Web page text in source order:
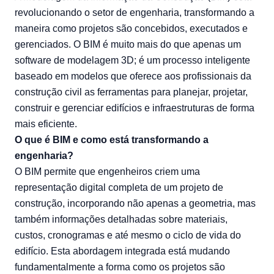
revolucionando o setor de engenharia, transformando a
maneira como projetos são concebidos, executados e
gerenciados. O BIM é muito mais do que apenas um
software de modelagem 3D; é um processo inteligente
baseado em modelos que oferece aos profissionais da
construção civil as ferramentas para planejar, projetar,
construir e gerenciar edifícios e infraestruturas de forma
mais eficiente.
O que é BIM e como está transformando a
engenharia?
O BIM permite que engenheiros criem uma
representação digital completa de um projeto de
construção, incorporando não apenas a geometria, mas
também informações detalhadas sobre materiais,
custos, cronogramas e até mesmo o ciclo de vida do
edifício. Esta abordagem integrada está mudando
fundamentalmente a forma como os projetos são